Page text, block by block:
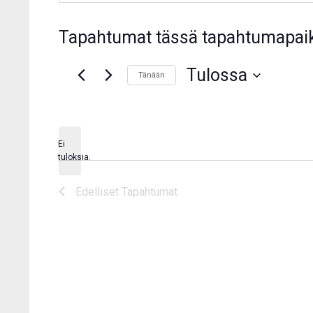
Tapahtumat tässä
Notice
Ei
tuloksia.
Tänään Tulossa
Edelliset Tapahtumat